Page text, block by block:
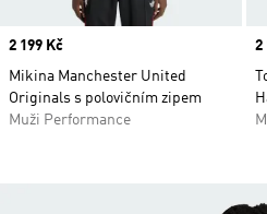
Price
2 199 Kč
Mikina Manchester United
Originals s polovičním zipem
Muži Performance
2